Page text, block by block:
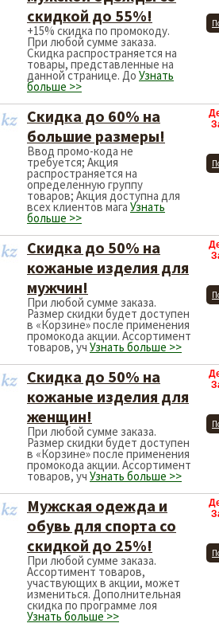
скидкой до 55%!
+15% скидка по промокоду.
При любой сумме заказа.
Скидка распространяется на
товары, представленные на
данной странице. До Узнать
больше >>
Скидка до 60% на
большие размеры!
Ввод промо-кода не
требуется; Акция
распространяется на
определенную группу
товаров; Акция доступна для
всех клиентов мага Узнать
больше >>
Скидка до 50% на
кожаные изделия для
мужчин!
При любой сумме заказа.
Размер скидки будет доступен
в «Корзине» после применения
промокода акции. Ассортимент
товаров, уч Узнать больше >>
Скидка до 50% на
кожаные изделия для
женщин!
При любой сумме заказа.
Размер скидки будет доступен
в «Корзине» после применения
промокода акции. Ассортимент
товаров, уч Узнать больше >>
Мужская одежда и
обувь для спорта со
скидкой до 25%!
При любой сумме заказа.
Ассортимент товаров,
участвующих в акции, может
измениться. Дополнительная
скидка по программе лоя
Узнать больше >>